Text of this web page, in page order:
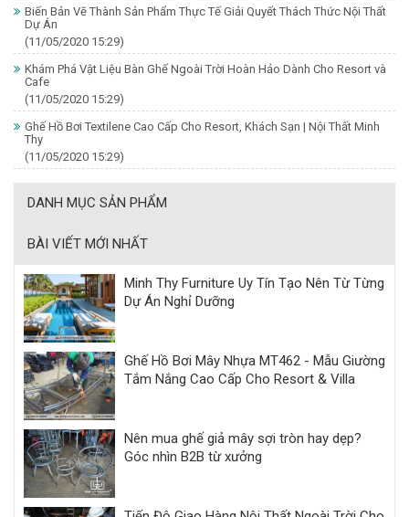
Biến Bản Vẽ Thành Sản Phẩm Thực Tế Giải Quyết Thách Thức Nội Thất
Dự Án
(11/05/2020 15:29)
Khám Phá Vật Liệu Bàn Ghế Ngoài Trời Hoàn Hảo Dành Cho Resort và
Cafe
(11/05/2020 15:29)
Ghế Hồ Bơi Textilene Cao Cấp Cho Resort, Khách Sạn | Nội Thất Minh
Thy
(11/05/2020 15:29)
DANH MỤC SẢN PHẨM
BÀI VIẾT MỚI NHẤT
Minh Thy Furniture Uy Tín Tạo Nên Từ Từng
Dự Án Nghỉ Dưỡng
Ghế Hồ Bơi Mây Nhựa MT462 - Mẫu Giường
Tắm Nắng Cao Cấp Cho Resort & Villa
Nên mua ghế giả mây sợi tròn hay dẹp?
Góc nhìn B2B từ xưởng